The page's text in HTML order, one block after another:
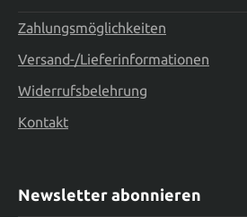
Zahlungsmöglichkeiten
Versand-/Lieferinformationen
Widerrufsbelehrung
Kontakt
Newsletter abonnieren